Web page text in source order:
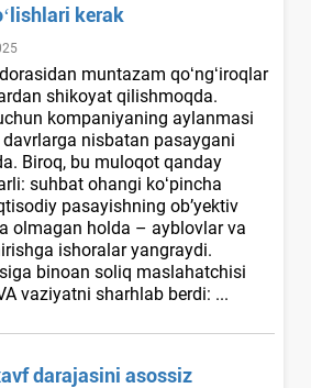
kerak
muntazam qoʻngʻiroqlar
shikoyat qilishmoqda.
kompaniyaning aylanmasi
nisbatan pasaygani
Biroq, bu muloqot qanday
suhbat ohangi koʻpincha
pasayishning ob’yektiv
olmagan holda – ayblovlar va
ishoralar yangraydi.
binoan soliq maslahatchisi
vaziyatni sharhlab berdi: ...
darajasini asossiz